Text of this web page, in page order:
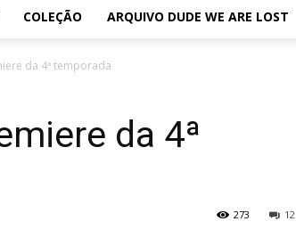
COLEÇÃO ARQUIVO DUDE WE ARE LOST
da 4ª temporada
da 4ª
12
273